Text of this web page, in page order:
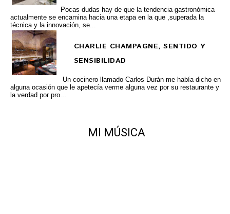
Pocas dudas hay de que la tendencia gastronómica
actualmente se encamina hacia una etapa en la que ,superada la
técnica y la innovación, se...
CHARLIE CHAMPAGNE, SENTIDO Y
SENSIBILIDAD
Un cocinero llamado Carlos Durán me había dicho en
alguna ocasión que le apetecía verme alguna vez por su restaurante y
la verdad por pro...
MI MÚSICA